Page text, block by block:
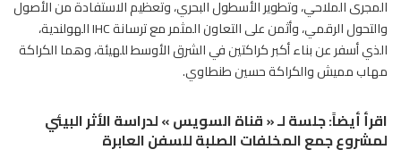
المجرى الملاحي، وتطوير الأسطول البحري، وتعظيم الاستفادة من الأصول
والتحول الرقمي، وأثمن على التعاون المثمر مع ترسانة IHC الهولندية،
الذي أسفر عن بناء أكبر كراكتين في الشرق الأوسط للهيئة، وهما الكراكة
مهاب مميش والكراكة حسين طنطاوي.
اقرأ أيضاً:جلسة لـ « قناة السويس » لدراسة الأثر البيئي
لمشروع جمع المخلفات الصلبة للسفن العابرة